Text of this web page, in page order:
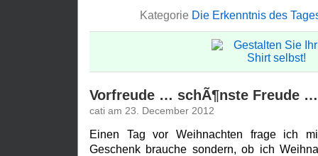
Kategorie Die Erkenntnis des
Vorfreude … schÃ¶nste Freude …
cati am 23. December 2012
Einen Tag vor Weihnachten frage ich
Geschenk brauche sondern, ob ich